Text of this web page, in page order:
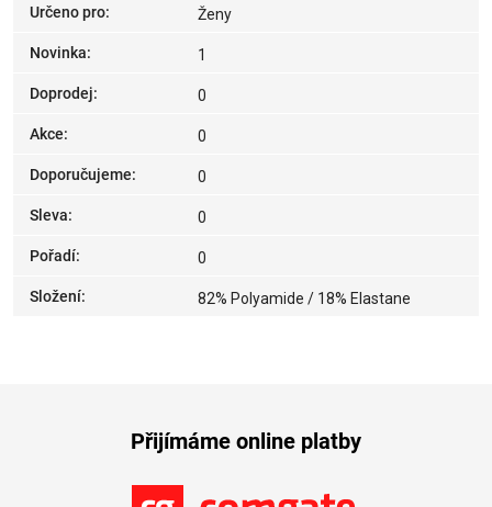
Určeno pro: Ženy
Novinka: 1
Doprodej: 0
Akce: 0
Doporučujeme: 0
Sleva: 0
Pořadí: 0
Složení: 82% Polyamide / 18% Elastane
Přijímáme online platby